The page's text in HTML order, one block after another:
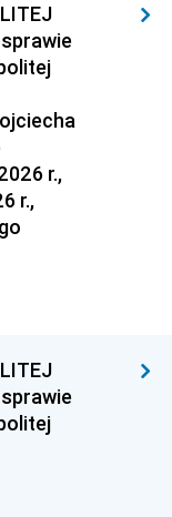
r.,
r.,